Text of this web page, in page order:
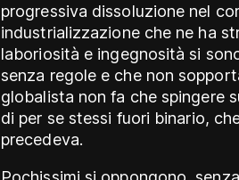
progressiva dissoluzione nel
industrializzazione che ne ha
laboriosità e ingegnosità si
senza regole e che non
globalista non fa che spingere
di per se stessi fuori binario,
precedeva.